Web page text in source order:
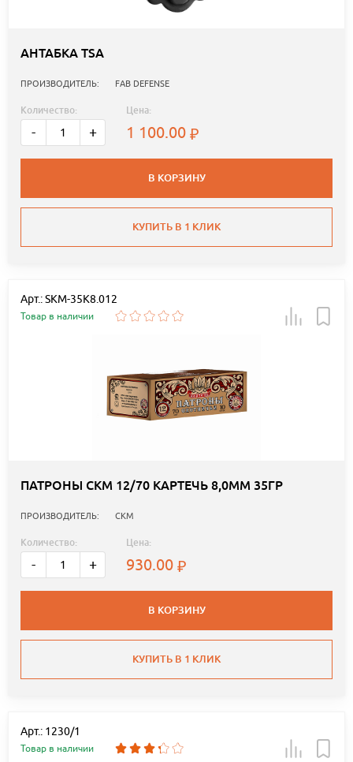
АНТАБКА TSA
ПРОИЗВОДИТЕЛЬ: FAB DEFENSE
Количество:
- +
Цена:
1 100.00
В КОРЗИНУ
КУПИТЬ В 1 КЛИК
Арт.: SKM-35K8.012
Товар в наличии
ПАТРОНЫ СКМ 12/70 КАРТЕЧЬ 8,0ММ 35ГР
ПРОИЗВОДИТЕЛЬ: СКМ
Количество:
- +
Цена:
930.00
В КОРЗИНУ
КУПИТЬ В 1 КЛИК
Арт.: 1230/1
Товар в наличии